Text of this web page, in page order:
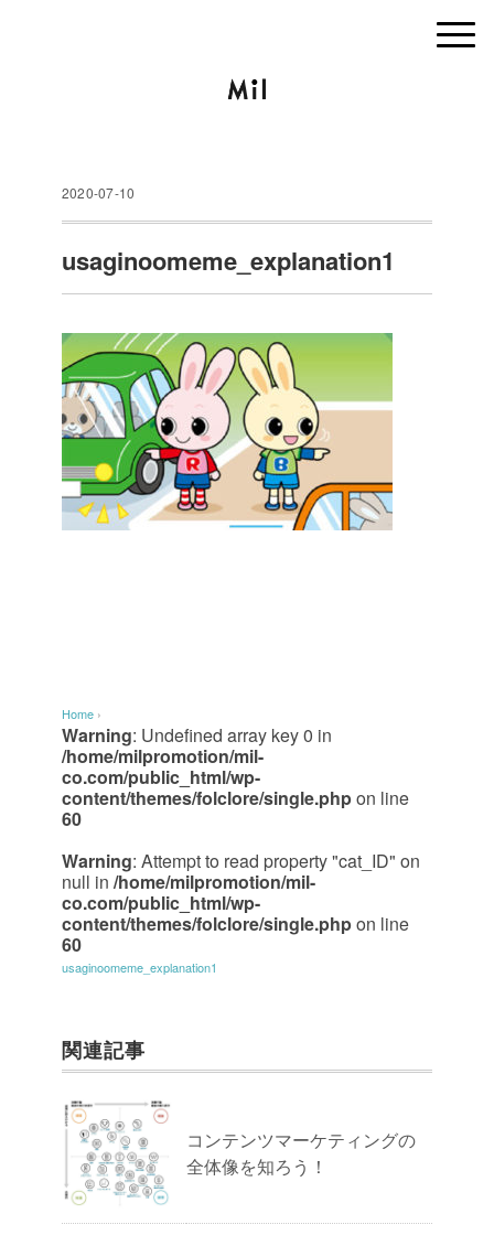
2020-07-10
usaginoomeme_explanation1
Home ›
Warning: Undefined array key 0 in
/home/milpromotion/mil-
co.com/public_html/wp-
content/themes/folclore/single.phpon line
60
Warning: Attempt to read property "cat_ID" on
null in /home/milpromotion/mil-
co.com/public_html/wp-
content/themes/folclore/single.phpon line
60
usaginoomeme_explanation1
関連記事
コンテンツマーケティングの
全体像を知ろう！